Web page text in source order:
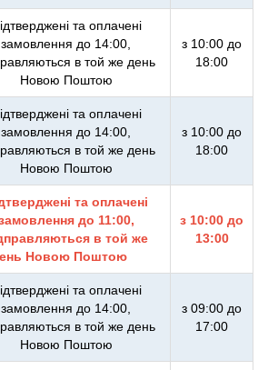
та оплачені
замовлення до 14:00,
в той же день
Новою Поштою
з 10:00 до
18:00
та оплачені
замовлення до 14:00,
в той же день
Новою Поштою
з 10:00 до
18:00
та оплачені
до 11:00,
в той же
Новою Поштою
з 10:00 до
13:00
та оплачені
замовлення до 14:00,
в той же день
Новою Поштою
з 09:00 до
17:00